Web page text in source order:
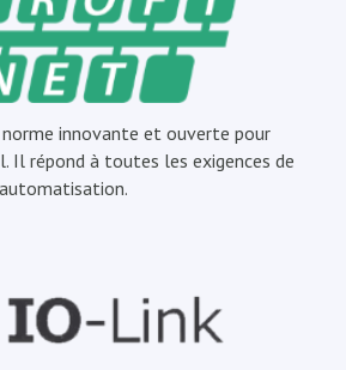
norme innovante et ouverte pour
Il répond à toutes les exigences de